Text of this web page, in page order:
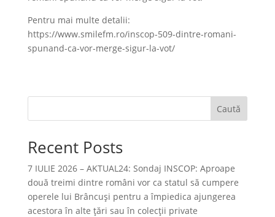
Pentru mai multe detalii:
https://www.smilefm.ro/inscop-509-dintre-romani-
spunand-ca-vor-merge-sigur-la-vot/
Caută
Recent Posts
7 IULIE 2026 – AKTUAL24: Sondaj INSCOP: Aproape
două treimi dintre români vor ca statul să cumpere
operele lui Brâncuşi pentru a împiedica ajungerea
acestora în alte ţări sau în colecţii private